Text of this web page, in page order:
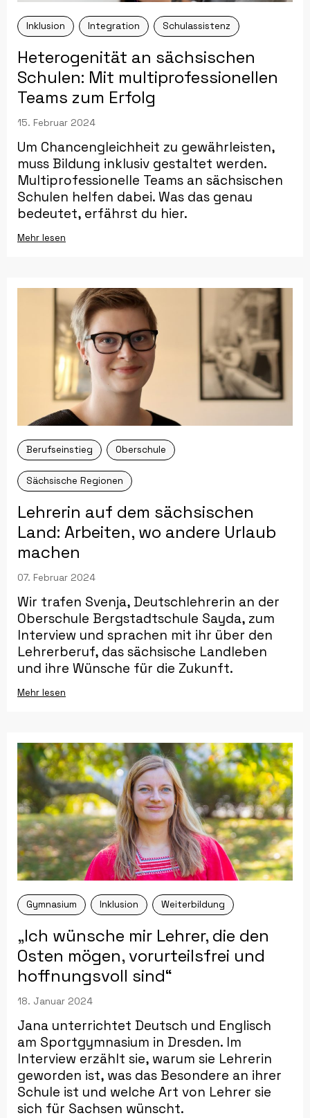
Inklusion Integration Schulassistenz
Heterogenität an sächsischen
Schulen: Mit multiprofessionellen
Teams zum Erfolg
15. Februar 2024
Um Chancengleichheit zu gewährleisten,
muss Bildung inklusiv gestaltet werden.
Multiprofessionelle Teams an sächsischen
Schulen helfen dabei. Was das genau
bedeutet, erfährst du hier.
Mehr lesen
Berufseinstieg Oberschule
Sächsische Regionen
Lehrerin auf dem sächsischen
Land: Arbeiten, wo andere Urlaub
machen
07. Februar 2024
Wir trafen Svenja, Deutschlehrerin an der
Oberschule Bergstadtschule Sayda, zum
Interview und sprachen mit ihr über den
Lehrerberuf, das sächsische Landleben
und ihre Wünsche für die Zukunft.
Mehr lesen
Gymnasium Inklusion Weiterbildung
„Ich wünsche mir Lehrer, die den
Osten mögen, vorurteilsfrei und
hoffnungsvoll sind“
18. Januar 2024
Jana unterrichtet Deutsch und Englisch
am Sportgymnasium in Dresden. Im
Interview erzählt sie, warum sie Lehrerin
geworden ist, was das Besondere an ihrer
Schule ist und welche Art von Lehrer sie
sich für Sachsen wünscht.